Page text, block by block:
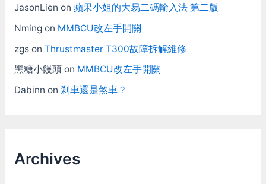
JasonLien on 蘋果小姐的大易二碼輸入法 第二版
Nmingon MMBCU改左手開關
zgson Thrustmaster T300故障拆解維修
黑糖小饅頭on MMBCU改左手開關
Dabinn on 剎車還是煞車？
Archives